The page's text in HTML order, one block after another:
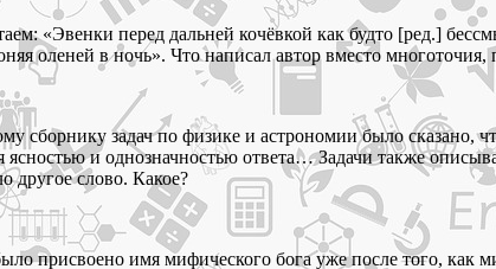
«Эвенки перед дальней кочёвкой как будто [ред.]
оленей в ночь». Что написал автор вместо
сборнику задач по физике и астрономии было сказано,
ясностью и однозначностью ответа… Задачи также
слово. Какое?
присвоено имя мифического бога уже после того, как